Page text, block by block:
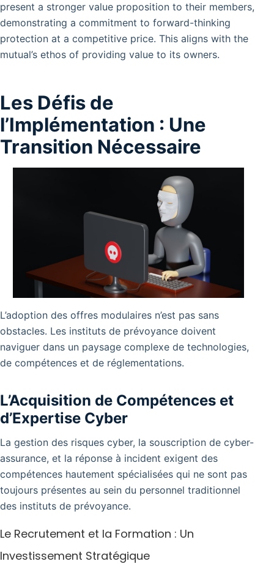
present a stronger value proposition to their members,
demonstrating a commitment to forward-thinking
protection at a competitive price. This aligns with the
mutual’s ethos of providing value to its owners.
Les Défis de
l’Implémentation : Une
Transition Nécessaire
L’adoption des offres modulaires n’est pas sans
obstacles. Les instituts de prévoyance doivent
naviguer dans un paysage complexe de technologies,
de compétences et de réglementations.
L’Acquisition de Compétences et
d’Expertise Cyber
La gestion des risques cyber, la souscription de cyber-
assurance, et la réponse à incident exigent des
compétences hautement spécialisées qui ne sont pas
toujours présentes au sein du personnel traditionnel
des instituts de prévoyance.
Le Recrutement et la Formation : Un
Investissement Stratégique